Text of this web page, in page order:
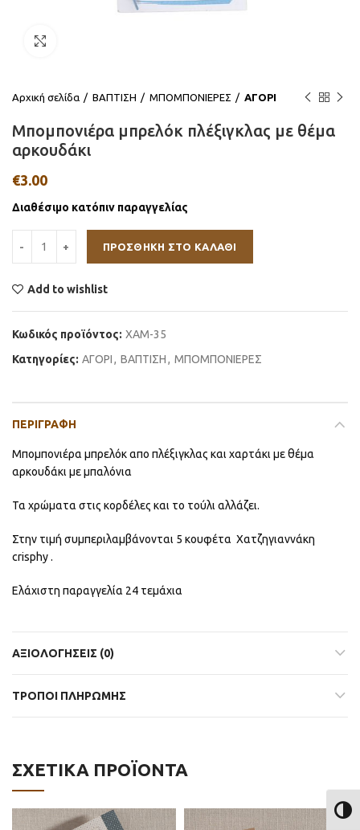
Αρχική σελίδα ΒΑΠΤΙΣΗ ΜΠΟΜΠΟΝΙΕΡΕΣ ΑΓΟΡΙ
Μπομπονιέρα μπρελόκ πλέξιγκλας με θέμα
αρκουδάκι
€3.00
Διαθέσιμο κατόπιν παραγγελίας
ΠΡΟΣΘΉΚΗ ΣΤΟ ΚΑΛΆΘΙ
Add to wishlist
Κωδικός προϊόντος: ΧΑΜ-35
Κατηγορίες: ΑΓΟΡΙ, ΒΑΠΤΙΣΗ, ΜΠΟΜΠΟΝΙΕΡΕΣ
ΠΕΡΙΓΡΑΦΉ
Μπομπονιέρα μπρελόκ απο πλέξιγκλας και χαρτάκι με θέμα
αρκουδάκι με μπαλόνια
Τα χρώματα στις κορδέλες και το τούλι αλλάζει.
Στην τιμή συμπεριλαμβάνονται 5 κουφέτα Χατζηγιαννάκη
crisphy .
Ελάχιστη παραγγελία 24 τεμάχια
ΑΞΙΟΛΟΓΉΣΕΙΣ (0)
ΤΡΟΠΟΙ ΠΛΗΡΩΜΗΣ
ΣΧΕΤΙΚΆ ΠΡΟΪΌΝΤΑ